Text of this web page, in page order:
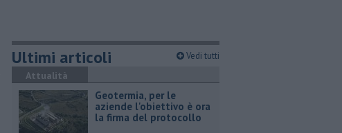
Ultimi articoli Vedi tutti
Attualità
Geotermia, per le
aziende l'obiettivo è ora
la firma del protocollo